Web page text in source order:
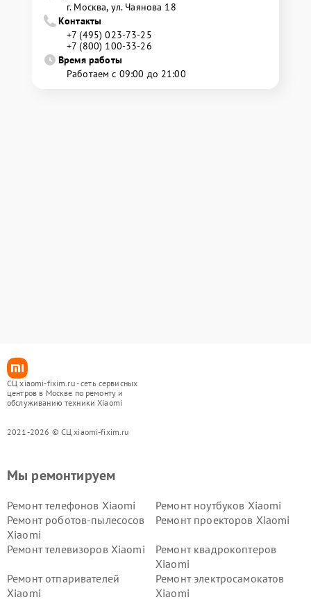
г. Москва, ул. Чаянова 18
Контакты
+7 (495) 023-73-25
+7 (800) 100-33-26
Время работы
Работаем с 09:00 до 21:00
СЦ xiaomi-fixim.ru - сеть сервисных
центров в Москве по ремонту и
обслуживанию техники Xiaomi
2021-2026 © СЦ xiaomi-fixim.ru
Мы ремонтируем
Ремонт телефонов Xiaomi
Ремонт ноутбуков Xiaomi
Ремонт роботов-пылесосов
Xiaomi
Ремонт проекторов Xiaomi
Ремонт телевизоров Xiaomi
Ремонт квадрокоптеров
Xiaomi
Ремонт отпаривателей
Xiaomi
Ремонт электросамокатов
Xiaomi